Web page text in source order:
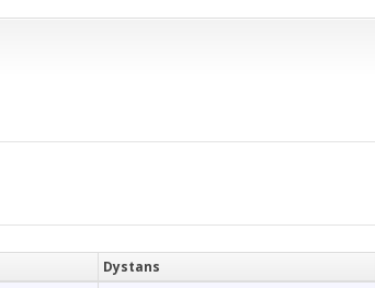
Dystans